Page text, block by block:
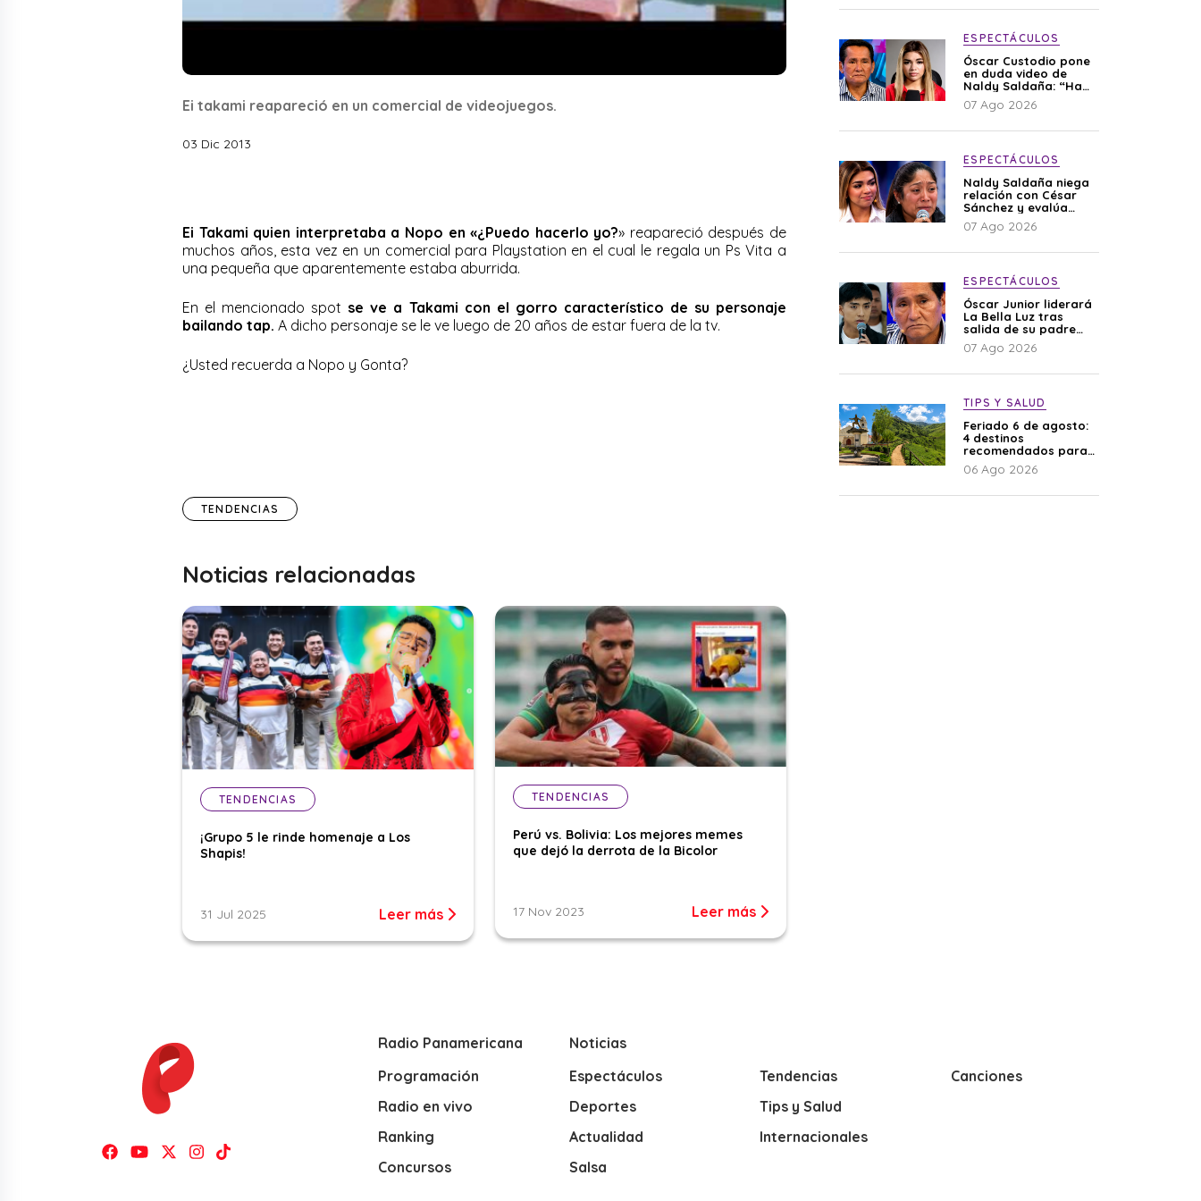
Ei takami reapareció en un comercial de videojuegos.
03 Dic 2013
Ei Takami quien interpretaba a Nopo en «¿Puedo hacerlo yo?» reapareció después de
muchos años, esta vez en un comercial para Playstation en el cual le regala un Ps Vita a
una pequeña que aparentemente estaba aburrida.
En el mencionado spot se ve a Takami con el gorro característico de su personaje
bailando tap. A dicho personaje se le ve luego de 20 años de estar fuera de la tv.
¿Usted recuerda a Nopo y Gonta?
TENDENCIAS
Noticias relacionadas
TENDENCIAS
¡Grupo 5 le rinde homenaje a Los
Shapis!
31 Jul 2025 Leer más
TENDENCIAS
Perú vs. Bolivia: Los mejores memes
que dejó la derrota de la Bicolor
17 Nov 2023 Leer más
ESPECTÁCULOS
Óscar Custodio pone
en duda video de
Naldy Saldaña: “Hay
cosas que de repente
se han editado”
07 Ago 2026
ESPECTÁCULOS
Naldy Saldaña niega
relación con César
Sánchez y evalúa
denunciar a su
esposa: “Es una
07 Ago 2026
ESPECTÁCULOS
Óscar Junior liderará
La Bella Luz tras
salida de su padre
por polémica con
Naldy Saldaña
07 Ago 2026
TIPS Y SALUD
Feriado 6 de agosto:
4 destinos
recomendados para
disfrutar el descanso
06 Ago 2026
Radio Panamericana
Programación
Radio en vivo
Ranking
Concursos
Noticias
Espectáculos
Deportes
Actualidad
Salsa
Tendencias
Tips y Salud
Internacionales
Canciones